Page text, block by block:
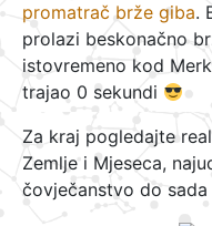
promatrač brže giba.
prolazi beskonačno
istovremeno kod
trajao 0 sekundi
Za kraj pogledajte
Zemlje i Mjeseca,
čovječanstvo do